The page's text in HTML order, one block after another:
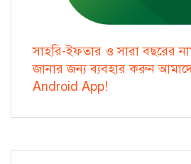
সাহরি-ইফতার ও সারা বছরের
জানার জন্য ব্যবহার করুন
Android App!